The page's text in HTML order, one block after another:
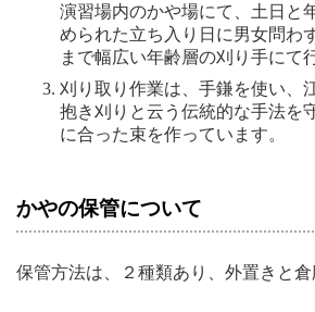
演習場内のかや場にて、土日と
められた立ち入り日に男女問わ
まで幅広い年齢層の刈り手にて
刈り取り作業は、手鎌を使い、
抱き刈りと云う伝統的な手法を
に合った束を作っています。
かやの保管について
保管方法は、２種類あり、外置きと倉